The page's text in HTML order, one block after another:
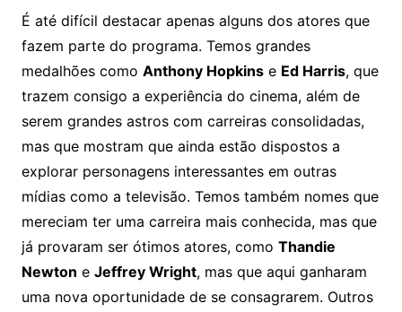
É até difícil destacar apenas alguns dos atores que
fazem parte do programa. Temos grandes
medalhões como Anthony Hopkinse Ed Harris, que
trazem consigo a experiência do cinema, além de
serem grandes astros com carreiras consolidadas,
mas que mostram que ainda estão dispostos a
explorar personagens interessantes em outras
mídias como a televisão. Temos também nomes que
mereciam ter uma carreira mais conhecida, mas que
já provaram ser ótimos atores, como Thandie
Newton e Jeffrey Wright, mas que aqui ganharam
uma nova oportunidade de se consagrarem. Outros